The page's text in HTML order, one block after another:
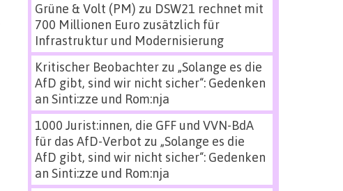
Grüne & Volt (PM) zu DSW21 rechnet mit
700 Millionen Euro zusätzlich für
Infrastruktur und Modernisierung
Kritischer Beobachterzu „Solange es die
AfD gibt, sind wir nicht sicher“: Gedenken
an Sinti:zze und Rom:nja
1000 Jurist:innen, die GFF und VVN-BdA
für das AfD-Verbot zu „Solange es die
AfD gibt, sind wir nicht sicher“: Gedenken
an Sinti:zze und Rom:nja